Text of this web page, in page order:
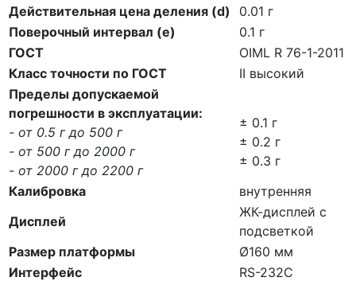
Действительная цена деления (d)
0.01 г
Поверочный интервал (е)
0.1 г
ГОСТ
OIML R 76-1-2011
Класс точности по ГОСТ
II высокий
Пределы допускаемой
погрешности в эксплуатации:
- от 0.5 г до 500 г
- от 500 г до 2000 г
- от 2000 г до 2200 г
± 0.1 г
± 0.2 г
± 0.3 г
Калибровка
внутренняя
Дисплей
ЖК-дисплей с
подсветкой
Размер платформы
Ø160 мм
Интерфейс
RS-232C